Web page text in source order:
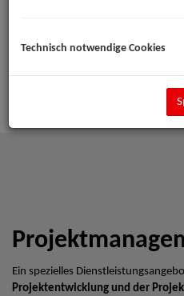
Ein spezielles
Projektentwicklung und der
Technisch notwendige Cookies